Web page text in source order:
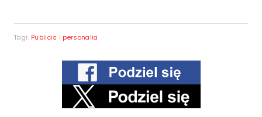
Tagi: Publicis | personalia